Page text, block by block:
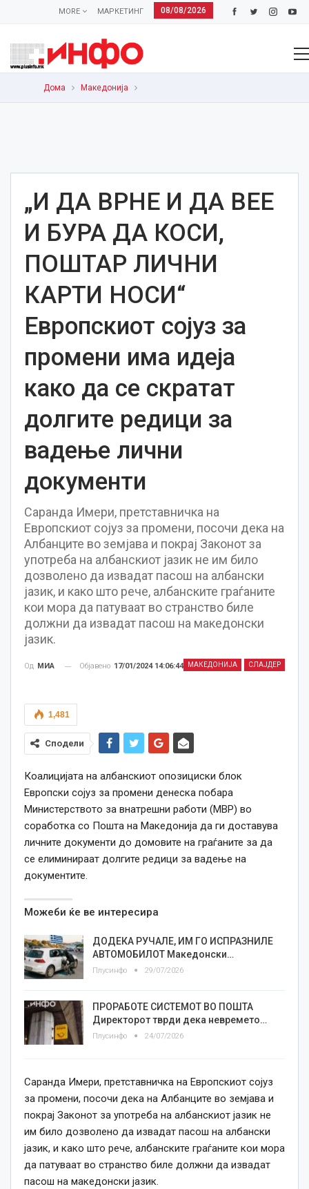
08/08/2026
МАРКЕТИНГ
MORE
Дома Македонија
„И ДА ВРНЕ И ДА ВЕЕ
И БУРА ДА КОСИ,
ПОШТАР ЛИЧНИ
КАРТИ НОСИ“
Европскиот сојуз за
промени има идеја
како да се скратат
долгите редици за
вадење лични
документи
Саранда Имери, претставничка на
Европскиот сојуз за промени, посочи дека на
Албанците во земјава и покрај Законот за
употреба на албанскиот јазик не им било
дозволено да извадат пасош на албански
јазик, и како што рече, албанските граѓаните
кои мора да патуваат во странство биле
должни да извадат пасош на македонски
јазик.
МАКЕДОНИЈА СЛАЈДЕР
Од МИА Објавено 17/01/2024 14:06:44
1,481
Сподели
Коалицијата на албанскиот опозициски блок
Европски сојуз за промени денеска побара
Mинистерството за внатрешни работи (МВР) во
соработка со Пошта на Македонија да ги доставува
личните документи до домовите на граѓаните за да
се елиминираат долгите редици за вадење на
документите.
Можеби ќе ве интересира
ДОДЕКА РУЧАЛЕ, ИМ ГО ИСПРАЗНИЛЕ
АВТОМОБИЛОТ Македонски…
Плусинфо 29/07/2026
ПРОРАБОТЕ СИСТЕМОТ ВО ПОШТА
Директорот тврди дека невремето…
Плусинфо 24/07/2026
Саранда Имери, претставничка на Европскиот сојуз
за промени, посочи дека на Албанците во земјава и
покрај Законот за употреба на албанскиот јазик не
им било дозволено да извадат пасош на албански
јазик, и како што рече, албанските граѓаните кои мора
да патуваат во странство биле должни да извадат
пасош на македонски јазик.